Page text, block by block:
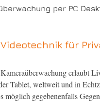
per PC
für
erlaubt
Tablet, weltweit und in
möglich gegebenenfalls